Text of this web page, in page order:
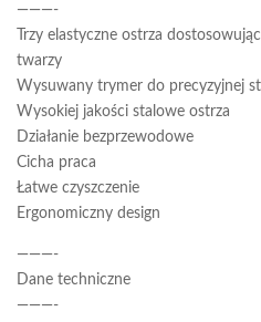
———-
Trzy elastyczne ostrza
twarzy
Wysuwany trymer do precyzyjnej
Wysokiej jakości stalowe ostrza
Działanie bezprzewodowe
Cicha praca
Łatwe czyszczenie
Ergonomiczny design
———-
Dane techniczne
———-